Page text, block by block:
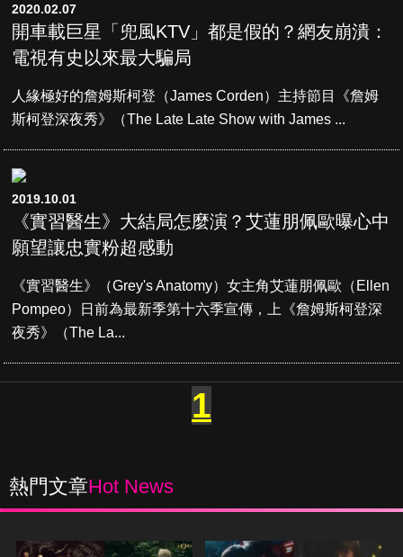
2020.02.07
開車載巨星「兜風KTV」都是假的？網友崩潰：
電視有史以來最大騙局
人緣極好的詹姆斯柯登（James Corden）主持節目《詹姆
斯柯登深夜秀》（The Late Late Show with James ...
2019.10.01
《實習醫生》大結局怎麼演？艾蓮朋佩歐曝心中
願望讓忠實粉超感動
《實習醫生》（Grey's Anatomy）女主角艾蓮朋佩歐（Ellen
Pompeo）日前為最新季第十六季宣傳，上《詹姆斯柯登深
夜秀》（The La...
1
熱門文章Hot News